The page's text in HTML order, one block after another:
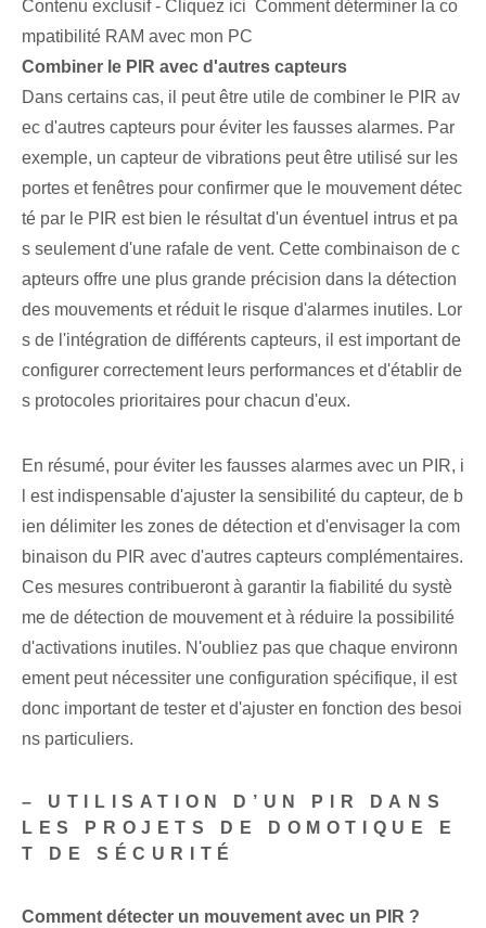
Contenu exclusif - Cliquez ici Comment déterminer la co
mpatibilité RAM avec mon PC
Combiner le⁤ PIR avec d'autres capteurs
Dans certains cas, il peut être utile de combiner le PIR av
ec d'autres capteurs pour éviter les fausses alarmes. Par
exemple, un capteur de vibrations peut être utilisé sur les
portes et fenêtres pour confirmer que le mouvement détec
té par le PIR est bien le résultat d'un éventuel intrus et pa
s seulement d'une rafale de vent. Cette combinaison de c
apteurs offre une plus grande précision dans la détection
des mouvements et réduit le risque d'alarmes inutiles. Lor
s de l'intégration de différents capteurs, il est important de
configurer correctement leurs performances et d'établir de
s protocoles prioritaires pour chacun d'eux.
En résumé, pour éviter les fausses alarmes avec un PIR, i
l est indispensable d'ajuster la sensibilité du capteur, de b
ien délimiter les zones de détection et d'envisager la com
binaison du PIR avec d'autres capteurs complémentaires.
Ces mesures contribueront à garantir la fiabilité du systè
me de détection de mouvement et à réduire la possibilité
d'activations inutiles. N'oubliez pas que chaque environn
ement peut nécessiter une configuration spécifique, il est
donc important de tester et d'ajuster en fonction des besoi
ns particuliers.
– UTILISATION D’UN PIR DANS
LES PROJETS DE DOMOTIQUE E
T DE SÉCURITÉ
Comment détecter un mouvement avec un PIR ?